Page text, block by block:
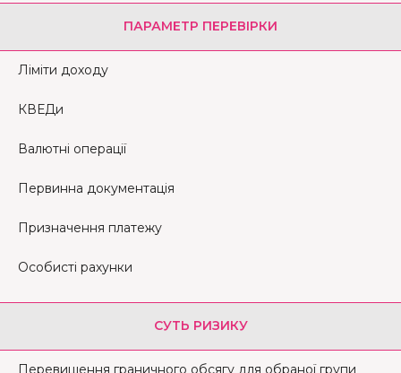
ПАРАМЕТР ПЕРЕВІРКИ
Ліміти доходу
КВЕДи
Валютні операції
Первинна документація
Призначення платежу
Особисті рахунки
СУТЬ РИЗИКУ
Перевищення граничного обсягу для обраної групи